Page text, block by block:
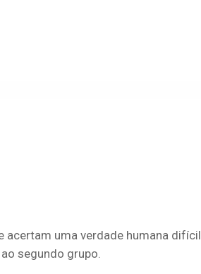
acertam uma verdade humana difícil
segundo grupo.